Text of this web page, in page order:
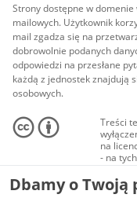
Strony dostępne w
mailowych. Użytkownik
mail zgadza się na
dobrowolnie podanych
odpowiedzi na przesłane
każdą z jednostek znajdują
osobowych.
Treści
na
- na
audio i
Dbamy o Twoją